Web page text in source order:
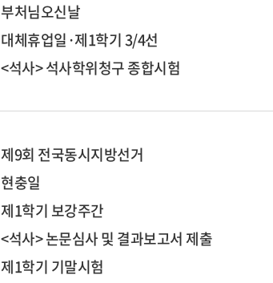
부처님오신날
대체휴업일·제1학기 3/4선
<석사> 석사학위청구 종합시험
제9회 전국동시지방선거
현충일
제1학기 보강주간
<석사> 논문심사 및 결과보고서 제출
제1학기 기말시험